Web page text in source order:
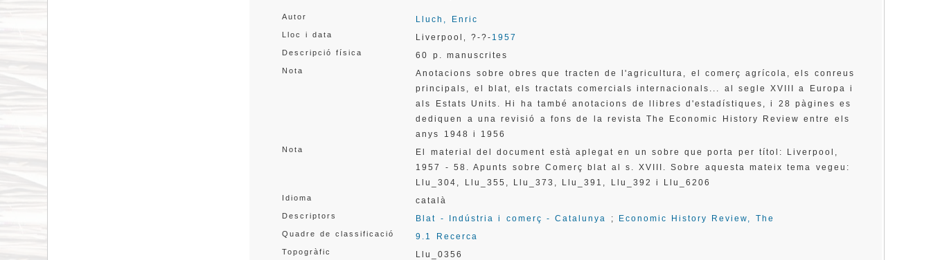
Autor Lluch, Enric
Lloc i data Liverpool ,?-?- 1957
Descripció física 60 p. manuscrites
Nota
Anotacions sobre obres que tracten de l'agricultura, el comerç agrícola, els conreus
principals, el blat, els tractats comercials internacionals... al segle XVIII a Europa i
als Estats Units. Hi ha també anotacions de llibres d'estadístiques, i 28 pàgines es
dediquen a una revisió a fons de la revista The Economic History Review entre els
anys 1948 i 1956
Nota
El material del document està aplegat en un sobre que porta per títol: Liverpool,
1957 - 58. Apunts sobre Comerç blat al s. XVIII. Sobre aquesta mateix tema vegeu:
Llu_304, Llu_355, Llu_373, Llu_391, Llu_392 i Llu_6206
Idioma català
Descriptors Blat - Indústria i comerç - Catalunya ; Economic History Review, The
Quadre de classificació 9.1 Recerca
Topogràfic Llu_0356